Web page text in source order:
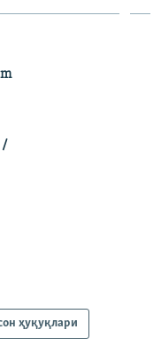
/
ҳуқуқлари